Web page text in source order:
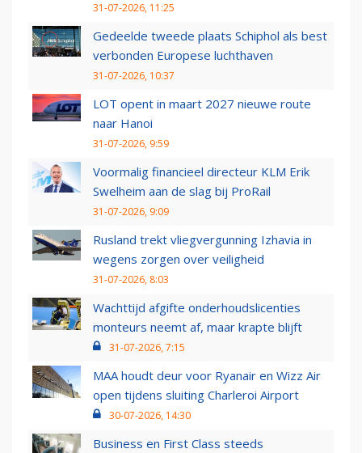
31-07-2026, 11:25
Gedeelde tweede plaats Schiphol als best
verbonden Europese luchthaven
31-07-2026, 10:37
LOT opent in maart 2027 nieuwe route
naar Hanoi
31-07-2026, 9:59
Voormalig financieel directeur KLM Erik
Swelheim aan de slag bij ProRail
31-07-2026, 9:09
Rusland trekt vliegvergunning Izhavia in
wegens zorgen over veiligheid
31-07-2026, 8:03
Wachttijd afgifte onderhoudslicenties
monteurs neemt af, maar krapte blijft
31-07-2026, 7:15
MAA houdt deur voor Ryanair en Wizz Air
open tijdens sluiting Charleroi Airport
30-07-2026, 14:30
Business en First Class steeds